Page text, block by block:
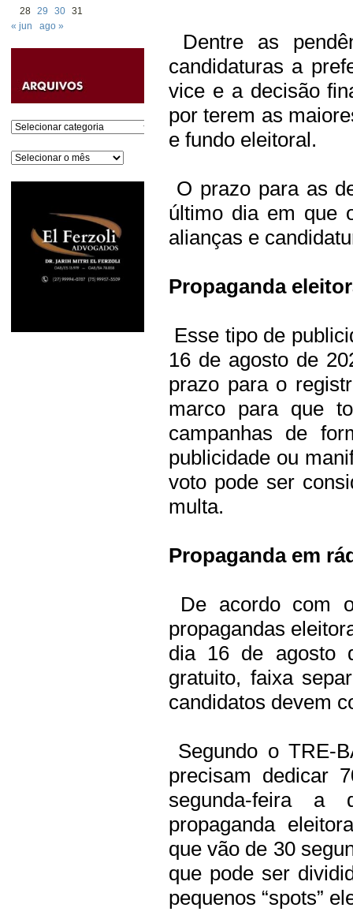
28 29 30 31
« jun
ago »
Categorias
Arquivos
Dentre as
candidaturas a
vice e a decisão
por terem as
e fundo eleitoral.
O prazo para as
último dia em que
alianças e
Propaganda
Esse tipo de
16 de agosto de
prazo para o
marco para que
campanhas de
publicidade ou
voto pode ser
multa.
Propaganda em
De acordo com
propagandas
dia 16 de agosto
gratuito, faixa
candidatos devem
Segundo o TRE-
precisam dedicar
segunda-feira a
propaganda
que vão de 30
que pode ser
pequenos “spots”